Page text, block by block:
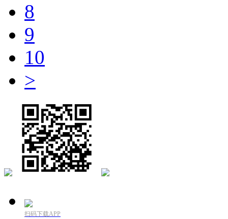
8
9
10
>
扫码下载APP